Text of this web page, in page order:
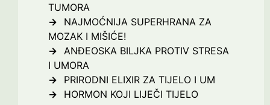
TUMORA
NAJMOĆNIJA SUPERHRANA ZA
MOZAK I MIŠIĆE!
ANĐEOSKA BILJKA PROTIV STRESA
I UMORA
PRIRODNI ELIXIR ZA TIJELO I UM
HORMON KOJI LIJEČI TIJELO